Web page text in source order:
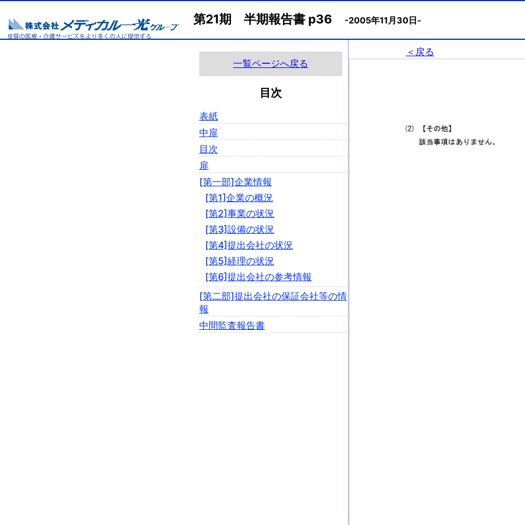
第21期 半期報告書 p36 -2005年11月30日-
一覧ページへ戻る
目次
表紙
中扉
目次
扉
[第一部]企業情報
[第1]企業の概況
[第2]事業の状況
[第3]設備の状況
[第4]提出会社の状況
[第5]経理の状況
[第6]提出会社の参考情報
[第二部]提出会社の保証会社等の情
報
中間監査報告書
＜戻る